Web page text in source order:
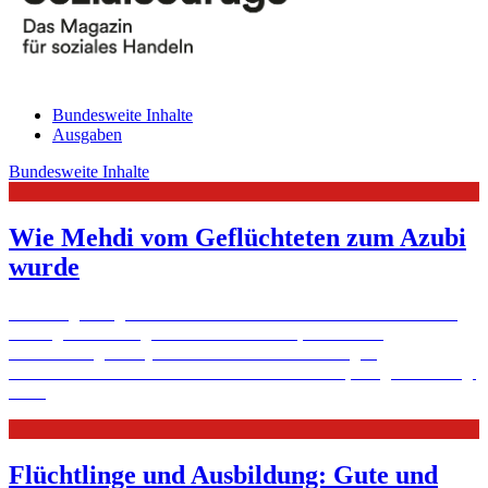
Bundesweite Inhalte
Ausgaben
Bundesweite Inhalte
Wie Mehdi vom Geflüchteten zum Azubi
wurde
Flüchtlinge und Ausbildung: Gute und